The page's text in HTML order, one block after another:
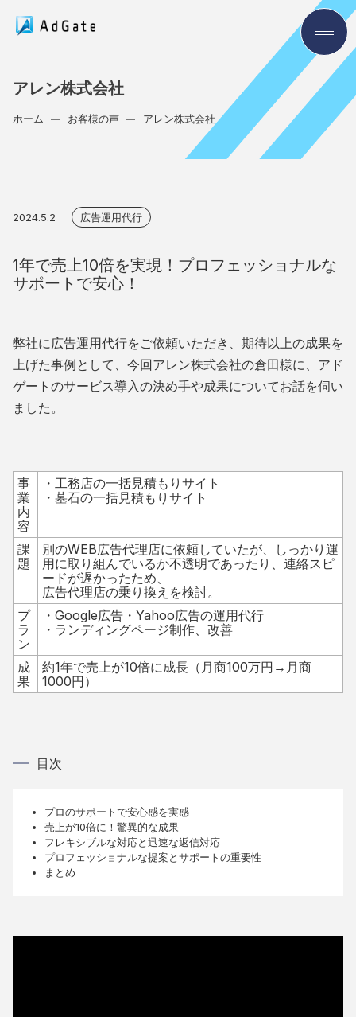
アレン株式会社
ホーム お客様の声 アレン株式会社
2024.5.2 広告運用代行
1年で売上10倍を実現！プロフェッショナルな
サポートで安心！
弊社に広告運用代行をご依頼いただき、期待以上の成果を
上げた事例として、今回アレン株式会社の倉田様に、アド
ゲートのサービス導入の決め手や成果についてお話を伺い
ました。
事
業
内
容
・工務店の一括見積もりサイト
・墓石の一括見積もりサイト
課
題
別のWEB広告代理店に依頼していたが、しっかり運
用に取り組んでいるか不透明であったり、連絡スピ
ードが遅かったため、
広告代理店の乗り換えを検討。
プ
ラ
ン
・Google広告・Yahoo広告の運用代行
・ランディングページ制作、改善
成
果
約1年で売上が10倍に成長（月商100万円→月商
1000円）
目次
プロのサポートで安心感を実感
売上が10倍に！驚異的な成果
フレキシブルな対応と迅速な返信対応
プロフェッショナルな提案とサポートの重要性
まとめ